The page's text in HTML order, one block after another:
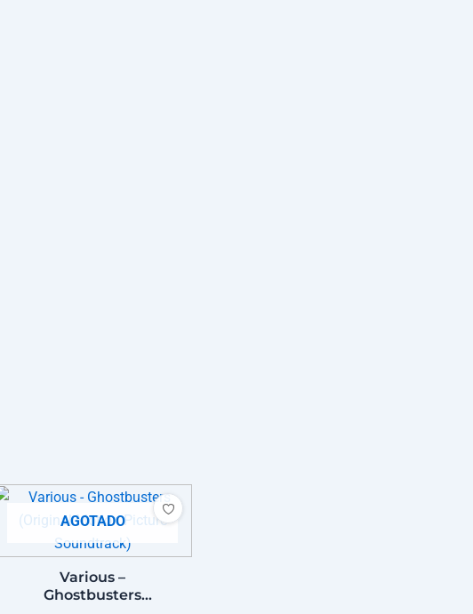
AGOTADO
Various –
Ghostbusters